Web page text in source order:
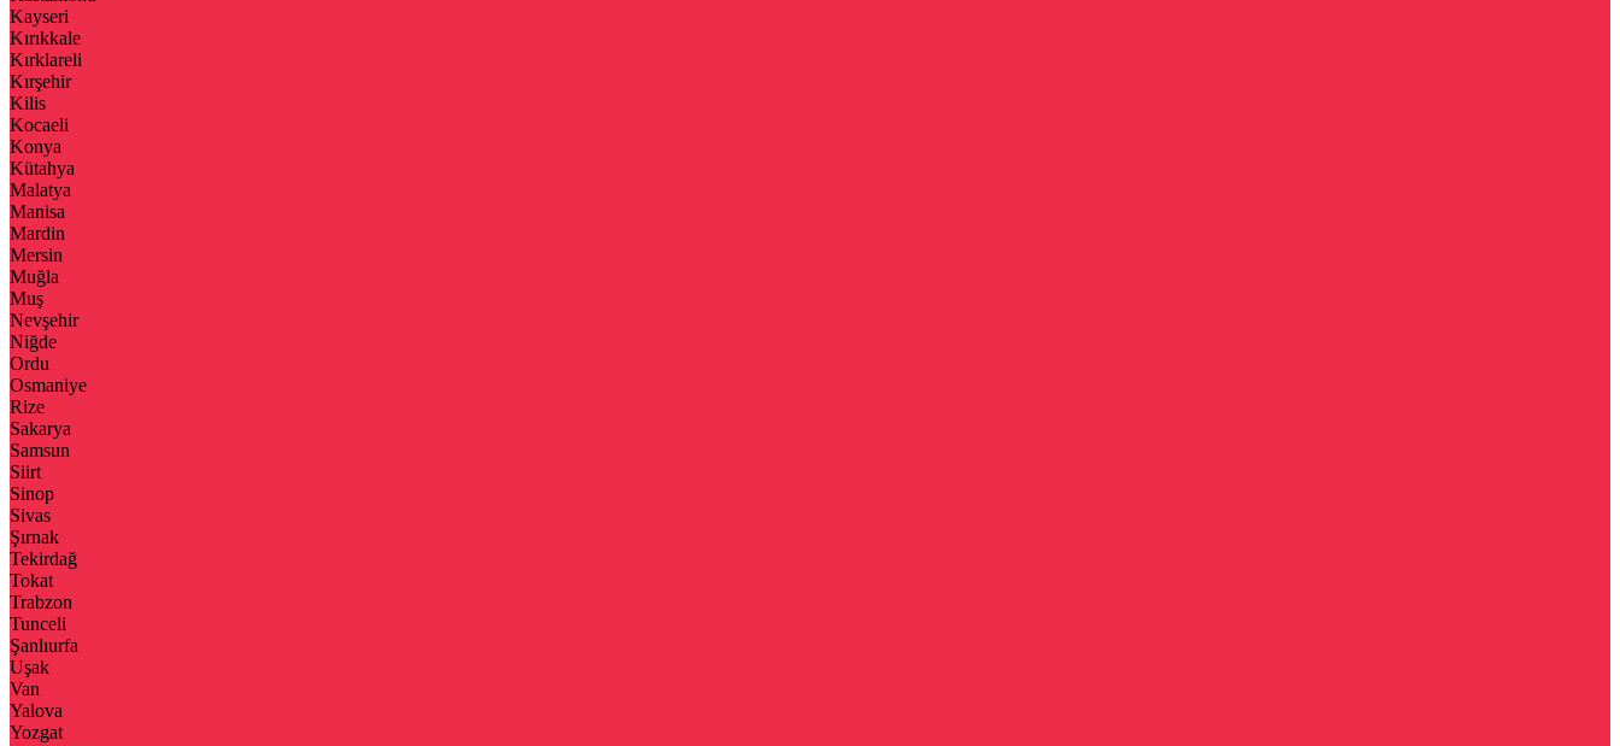
Kayseri
Kırıkkale
Kırklareli
Kırşehir
Kilis
Kocaeli
Konya
Kütahya
Malatya
Manisa
Mardin
Mersin
Muğla
Muş
Nevşehir
Niğde
Ordu
Osmaniye
Rize
Sakarya
Samsun
Siirt
Sinop
Sivas
Şırnak
Tekirdağ
Tokat
Trabzon
Tunceli
Şanlıurfa
Uşak
Van
Yalova
Yozgat